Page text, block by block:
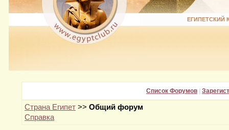
ЕГИПЕТСКИЙ
Список Форумов
Страна Египет >> Общий форум
Справка